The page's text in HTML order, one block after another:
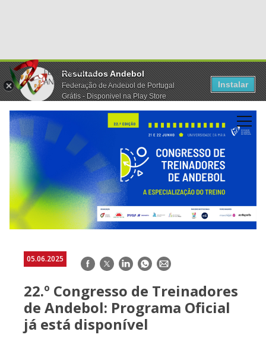
Resultados Andebol
Federação de Andebol de Portugal
Grátis - Disponivel na Play Store
Instalar
05.06.2025 Facebook
TwitterLinkedInWhatsApp
E-
22.º Congresso de Treinadores
de Andebol: Programa Oficial
já está disponível